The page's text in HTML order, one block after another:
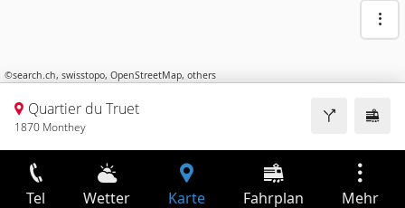
©search.ch, swisstopo, OpenStreetMap, others
Quartier du Truet
1870 Monthey
Tel Wetter Karte Fahrplan Mehr